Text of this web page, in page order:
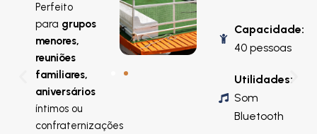
Perfeito
para grupos
menores,
reuniões
familiares,
aniversários
íntimos ou
confraternizações
Capacidade:
40 pessoas
Utilidades:
Som
Bluetooth